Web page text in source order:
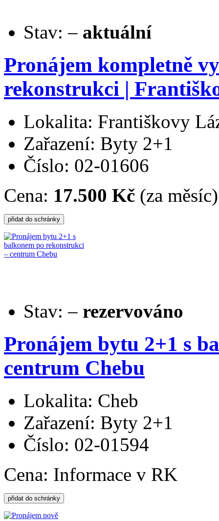
Stav: – aktuální
Pronájem kompletně
rekonstrukci |
Lokalita: Františkovy
Zařazení: Byty 2+1
Číslo: 02-01606
Cena: 17.500 Kč (za měsíc)
Stav: – rezervováno
Pronájem bytu 2+1 s
centrum Chebu
Lokalita: Cheb
Zařazení: Byty 2+1
Číslo: 02-01594
Cena: Informace v RK